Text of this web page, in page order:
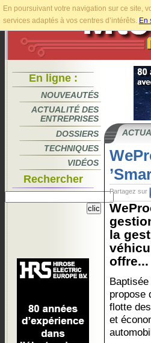
En poursuivant votre navigation sur ce site,
services adaptés à vos centres d’intérêts. En
En ligne :
NOUVEAUTÉS
ACTUALITÉ DES
ENTREPRISES
DOSSIERS
TECHNIQUES
VIDÉOS
Rechercher
Partagez sur
la
offre...
propose
flotte
et